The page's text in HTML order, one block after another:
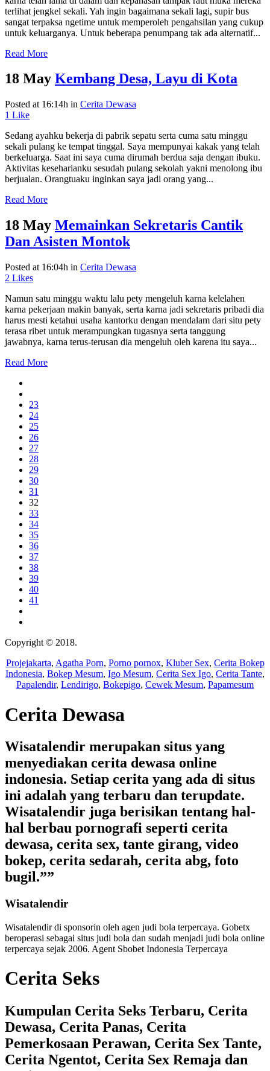
terlihat jengkel sekali. Yah ingin bagaimana sekali lagi, supir bus
sangat terpaksa ngetime untuk memperoleh pengahsilan yang cukup
untuk keluarganya. Untuk beberapa penumpang tak ada alternatif...
Read More
18 May Kembang Desa, Layu di Kota
Posted at 16:14h in Cerita Dewasa
1 Like
Sedang ayahku bekerja di pabrik sepatu serta cuma satu minggu
sekali pulang ke tempat tinggal. Saya mempunyai kakak yang telah
berkeluarga. Saat ini saya cuma dirumah berdua saja dengan ibuku.
Aktivitas keseharianku sesudah pulang sekolah yakni menolong ibu
berjualan. Orangtuaku inginkan saya jadi orang yang...
Read More
18 May Memainkan Sekretaris Cantik
Dan Asisten Montok
Posted at 16:04h in Cerita Dewasa
2 Likes
Namun satu minggu waktu lalu pety mengeluh karna kelelahen
karna pekerjaan makin banyak, serta karna jadi sekretaris pribadi dia
harus mesti ketahui usaha kantorku dengan mendalam dari situ pety
terasa ribet untuk merampungkan tugasnya serta tanggung
jawabnya, karna terus-terusan dia mengeluh oleh karena itu saya...
Read More
23
24
25
26
27
28
29
30
31
32
33
34
35
36
37
38
39
40
41
Copyright © 2018.
Projejakarta, Agatha Porn, Porno pornox, Kluber Sex, Cerita Bokep
Indonesia, Bokep Mesum, Igo Mesum, Cerita Sex Igo, Cerita Tante,
Papalendir, Lendirigo, Bokepigo, Cewek Mesum, Papamesum
Cerita Dewasa
Wisatalendir merupakan situs yang
menyediakan cerita dewasa online
indonesia. Setiap cerita yang ada di situs
ini adalah yang terbaru dan terupdate.
Wisatalendir juga berisikan tentang hal-
hal berbau pornografi seperti cerita
dewasa, cerita sex, tante girang, video
bokep, cerita sedarah, cerita abg, foto
bugil.””
Wisatalendir
Wisatalendir di sponsorin oleh agen judi bola terpercaya. Gobetx
beroperasi sebagai situs judi bola dan sudah menjadi judi bola online
terpercaya sejak 2006. Agent Sbobet Indonesia Terpercaya
Cerita Seks
Kumpulan Cerita Seks Terbaru, Cerita
Dewasa, Cerita Panas, Cerita
Pemerkosaan Perawan, Cerita Sex Tante,
Cerita Ngentot, Cerita Sex Remaja dan